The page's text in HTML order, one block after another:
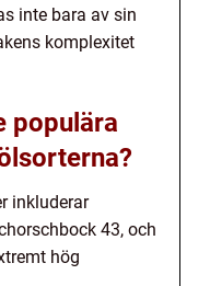
inte bara av sin
komplexitet
populära
inkluderar
43, och
hög